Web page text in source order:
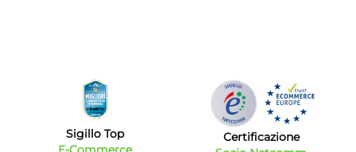
Sigillo Top
Certificazione